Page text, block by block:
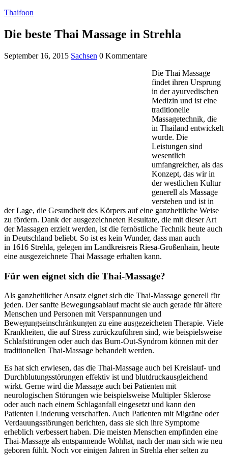
Thaifoon
Die beste Thai Massage in Strehla
September 16, 2015 Sachsen 0 Kommentare
Die Thai Massage
findet ihren Ursprung
in der ayurvedischen
Medizin und ist eine
traditionelle
Massagetechnik, die
in Thailand entwickelt
wurde. Die
Leistungen sind
wesentlich
umfangreicher, als das
Konzept, das wir in
der westlichen Kultur
generell als Massage
verstehen und ist in
der Lage, die Gesundheit des Körpers auf eine ganzheitliche Weise
zu fördern. Dank der ausgezeichneten Resultate, die mit dieser Art
der Massagen erzielt werden, ist die fernöstliche Technik heute auch
in Deutschland beliebt. So ist es kein Wunder, dass man auch
in 1616 Strehla, gelegen im Landkreisreis Riesa-Großenhain, heute
eine ausgezeichnete Thai Massage erhalten kann.
Für wen eignet sich die Thai-Massage?
Als ganzheitlicher Ansatz eignet sich die Thai-Massage generell für
jeden. Der sanfte Bewegungsablauf macht sie auch gerade für ältere
Menschen und Personen mit Verspannungen und
Bewegungseinschränkungen zu eine ausgezeicheten Therapie. Viele
Krankheiten, die auf Stress zurückzuführen sind, wie beispielsweise
Schlafstörungen oder auch das Burn-Out-Syndrom können mit der
traditionellen Thai-Massage behandelt werden.
Es hat sich erwiesen, das die Thai-Massage auch bei Kreislauf- und
Durchblutungsstörungen effektiv ist und blutdruckausgleichend
wirkt. Gerne wird die Massage auch bei Patienten mit
neurologischen Störungen wie beispielsweise Multipler Sklerose
oder auch nach einem Schlaganfall eingesetzt und kann den
Patienten Linderung verschaffen. Auch Patienten mit Migräne oder
Verdauungsstörungen berichten, dass sie sich ihre Symptome
erheblich verbessert haben. Die meisten Menschen empfinden eine
Thai-Massage als entspannende Wohltat, nach der man sich wie neu
geboren fühlt. Noch vor einigen Jahren in Strehla eher selten zu